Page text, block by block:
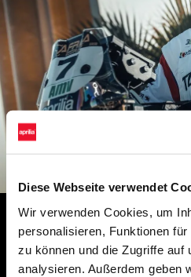
Diese Webseite verwendet
Wir verwenden Cookies, um
personalisieren, Funktionen
zu können und die Zugriffe auf
analysieren. Außerdem geben
Es war eine sehr aufregende
Guareschi so viel, das einen
Tuareg-Rallye ist fantastisch, ich